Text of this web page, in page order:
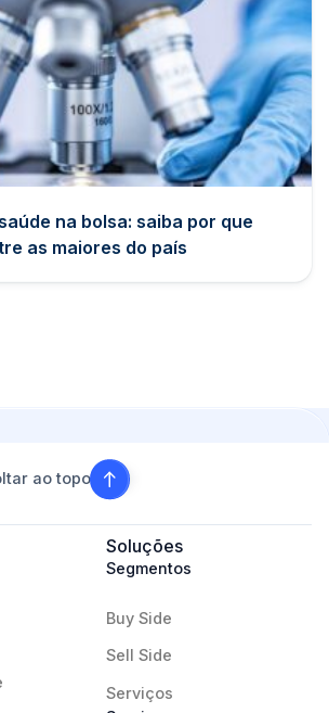
na bolsa: saiba por que
as maiores do país
ao topo
Soluções
Segmentos
Buy Side
Sell Side
Serviços